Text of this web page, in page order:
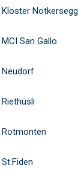
Kloster Notkersegg
MCI San Gallo
Neudorf
Riethüsli
Rotmonten
St.Fiden